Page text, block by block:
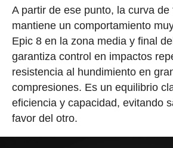
A partir de ese punto, la curva
mantiene un comportamiento
Epic 8 en la zona media y final
garantiza control en impactos
resistencia al hundimiento en
compresiones. Es un equilibrio
eficiencia y capacidad, evitando
favor del otro.